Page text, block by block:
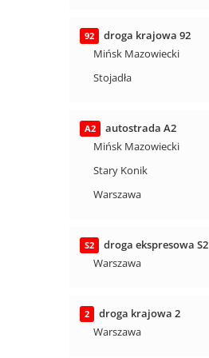
92
droga krajowa 92
Mińsk Mazowiecki
Stojadła
A2
autostrada A2
Mińsk Mazowiecki
Stary Konik
Warszawa
S2
droga ekspresowa S2
Warszawa
2
droga krajowa 2
Warszawa